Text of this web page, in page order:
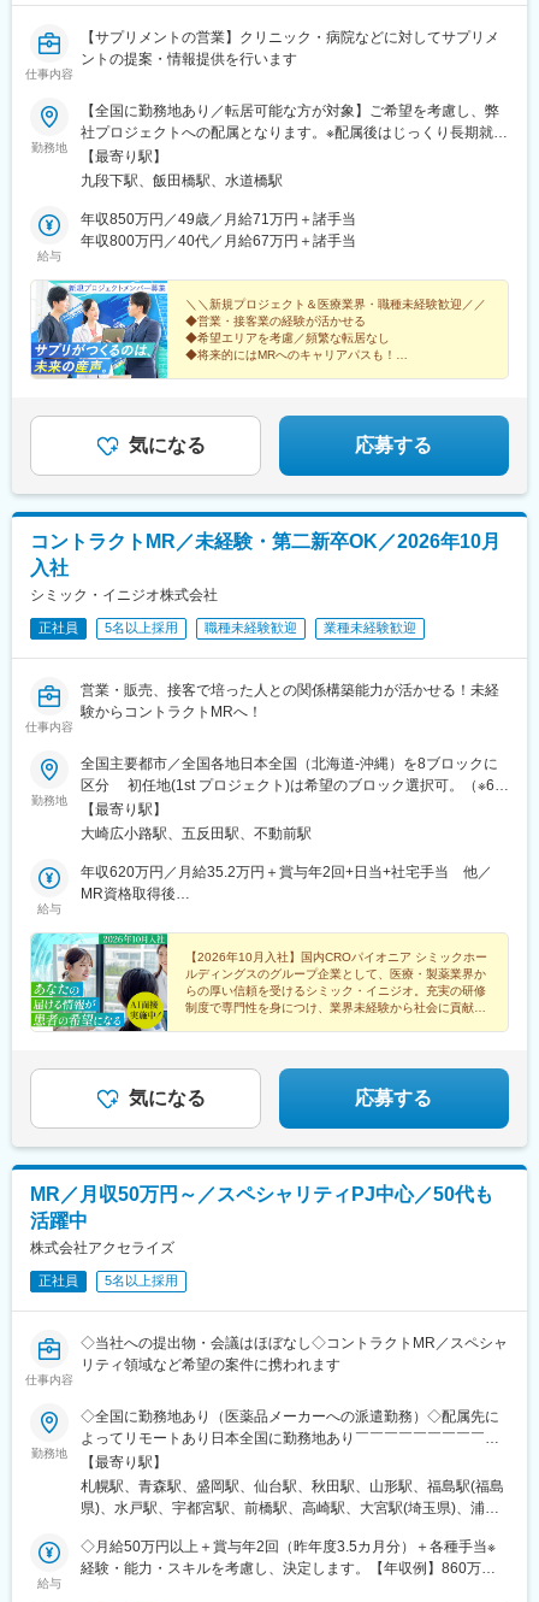
仕事内容
【サプリメントの営業】クリニック・病院などに対してサプリメ
ントの提案・情報提供を行います
勤務地
【全国に勤務地あり／転居可能な方が対象】ご希望を考慮し、弊
社プロジェクトへの配属となります。※配属後はじっくり長期就業
（目安3～4年）。頻繁に転居することはありません。※ご本人が
「働ける」と挙げたエリア内でのみ調整するため、希望外への異
引っ越しの不安を感じている方もご安心ください。転居にまつわ
る費用は規定内で全額会社負担です。（例）・引っ越し費用・物
でのスタートを、会社がしっかりバックアップします！※受動喫煙
対策：屋内全面禁煙
【最寄り駅】
九段下駅、飯田橋駅、水道橋駅
給与
年収850万円／49歳／月給71万円＋諸手当
年収800万円／40代／月給67万円＋諸手当
＼＼新規プロジェクト＆医療業界・職種未経験歓迎／／
◆営業・接客業の経験が活かせる
◆希望エリアを考慮／頻繁な転居なし
◆将来的にはMRへのキャリアパスも！
気になる 応募する
コントラクトMR／未経験・第二新卒OK／2026年10月
入社
シミック・イニジオ株式会社
正社員 5名以上採用 職種未経験歓迎 業種未経験歓迎
仕事内容
営業・販売、接客で培った人との関係構築能力が活かせる！未経
験からコントラクトMRへ！
勤務地
全国主要都市／全国各地日本全国（北海道-沖縄）を8ブロックに
区分 初任地(1st プロジェクト)は希望のブロック選択可。（※6都
道府県以上、ブロック内での転居は必須） ※2ブロック以上の広
域内転勤可能な場合は入社一時金支給2ndプロジェクト以降は4ブ
西五反田7丁目7-7 SGスクエア【本社へのアクセス】 ・JR 山手線
「五反田駅」/都営地下鉄 浅草線「五反田駅」 徒歩6分・東急電
徒歩10分
【最寄り駅】
大崎広小路駅、五反田駅、不動前駅
給与
年収620万円／月給35.2万円＋賞与年2回+日当+社宅手当 他／
MR資格取得後
MR経験5年目
【2026年10月入社】国内CROパイオニア シミックホー
ルディングスのグループ企業として、医療・製薬業界か
らの厚い信頼を受けるシミック・イニジオ。充実の研修
制度で専門性を身につけ、業界未経験から社会に貢献す
気になる 応募する
MR／月収50万円～／スペシャリティPJ中心／50代も
活躍中
株式会社アクセライズ
正社員 5名以上採用
仕事内容
◇当社への提出物・会議はほぼなし◇コントラクトMR／スペシャ
リティ領域など希望の案件に携われます
勤務地
◇全国に勤務地あり（医薬品メーカーへの派遣勤務）◇配属先に
よってリモートあり日本全国に勤務地あり￣￣￣￣￣￣￣￣￣￣
北海道から沖縄県まで…日本全国に勤務地があります。配属先に
ついては希望を最大限に考慮して決定！U・Iターン就職も大歓迎
です。
【最寄り駅】
札幌駅、青森駅、盛岡駅、仙台駅、秋田駅、山形駅、福島駅(福島
県)、水戸駅、宇都宮駅、前橋駅、高崎駅、大宮駅(埼玉県)、浦和
都)、横浜駅、京急川崎駅、新潟駅、富山駅、金沢駅、福井駅、甲
府駅、長野駅、岐阜駅、静岡駅、名古屋駅、津駅、大津駅、京都
給与
◇月給50万円以上＋賞与年2回（昨年度3.5カ月分）＋各種手当※
経験・能力・スキルを考慮し、決定します。【年収例】860万円